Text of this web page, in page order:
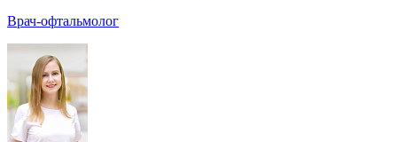
Врач-офтальмолог